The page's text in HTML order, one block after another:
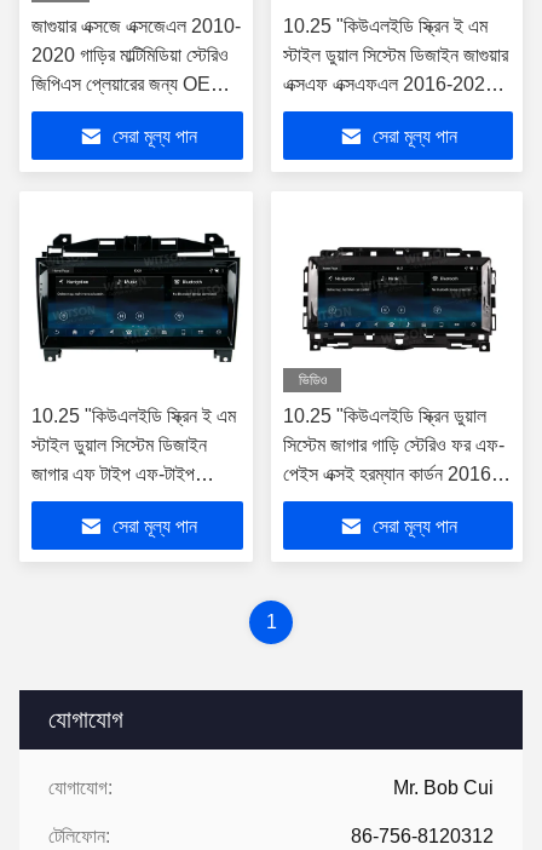
যোগাযোগ
যোগাযোগ: Mr. Bob Cui
টেলিফোন: 86-756-8120312
জাগুয়ার এক্সজে এক্সজেএল 2010-
2020 গাড়ির মাল্টিমিডিয়া স্টেরিও
জিপিএস প্লেয়ারের জন্য OEM
ডুয়াল সিস্টেম 10.25 'কিউএলইডি
সেরা মূল্য পান
10.25 "কিউএলইডি স্ক্রিন ই এম
স্টাইল ডুয়াল সিস্টেম ডিজাইন জাগুয়ার
এক্সএফ এক্সএফএল 2016-2020
গাড়ি মাল্টিমিডিয়া স্টেরিওর জন্য
সেরা মূল্য পান
10.25 "কিউএলইডি স্ক্রিন ই এম
স্টাইল ডুয়াল সিস্টেম ডিজাইন
জাগার এফ টাইপ এফ-টাইপ
2012-2020 গাড়ি স্টেরিওর
সেরা মূল্য পান
ভিডিও
10.25 "কিউএলইডি স্ক্রিন ডুয়াল
সিস্টেম জাগার গাড়ি স্টেরিও ফর এফ-
পেইস এক্সই হরম্যান কার্ডন 2016-
2019 গাড়ি মাল্টিমিডিয়া স্টেরিও সহ
সেরা মূল্য পান
1